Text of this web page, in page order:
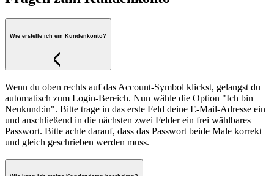
Wie erstelle ich ein Kundenkonto?
Wenn du oben rechts auf das Account-Symbol klickst, gelangst du
automatisch zum Login-Bereich. Nun wähle die Option "Ich bin
Neukund:in". Bitte trage in das erste Feld deine E-Mail-Adresse ein
und anschließend in die nächsten zwei Felder ein frei wählbares
Passwort. Bitte achte darauf, dass das Passwort beide Male korrekt
und gleich geschrieben werden muss.